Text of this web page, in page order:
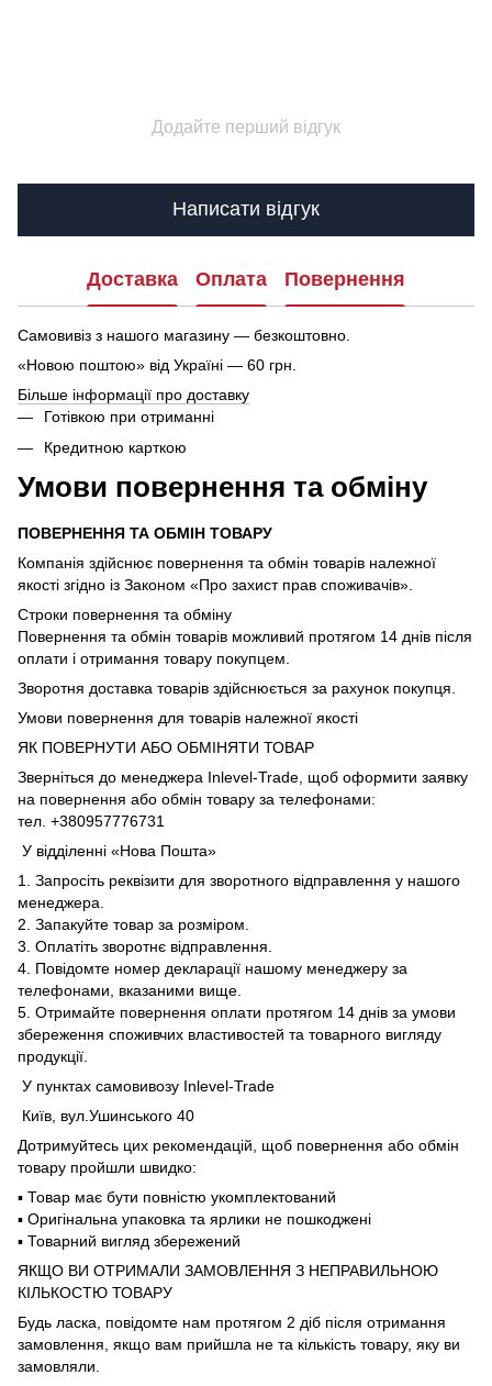
Додайте перший відгук
Написати відгук
Доставка Оплата Повернення
Самовивіз з нашого магазину — безкоштовно.
«Новою поштою» від Україні — 60 грн.
Більше інформації про доставку
Готівкою при отриманні
Кредитною карткою
Умови повернення та обміну
ПОВЕРНЕННЯ ТА ОБМІН ТОВАРУ
Компанія здійснює повернення та обмін товарів належної
якості згідно із Законом «Про захист прав споживачів».
Строки повернення та обміну
Повернення та обмін товарів можливий протягом 14 днів після
оплати і отримання товару покупцем.
Зворотня доставка товарів здійснюється за рахунок покупця.
Умови повернення для товарів належної якості
ЯК ПОВЕРНУТИ АБО ОБМІНЯТИ ТОВАР
Зверніться до менеджера Inlevel-Trade, щоб оформити заявку
на повернення або обмін товару за телефонами:
тел. +380957776731
У відділенні «Нова Пошта»
1. Запросіть реквізити для зворотного відправлення у нашого
менеджера.
2. Запакуйте товар за розміром.
3. Оплатіть зворотнє відправлення.
4. Повідомте номер декларації нашому менеджеру за
телефонами, вказаними вище.
5. Отримайте повернення оплати протягом 14 днів за умови
збереження споживчих властивостей та товарного вигляду
продукції.
У пунктах самовивозу Inlevel-Trade
Київ, вул.Ушинського 40
Дотримуйтесь цих рекомендацій, щоб повернення або обмін
товару пройшли швидко:
▪️ Товар має бути повністю укомплектований
▪️ Оригінальна упаковка та ярлики не пошкоджені
▪️ Товарний вигляд збережений
ЯКЩО ВИ ОТРИМАЛИ ЗАМОВЛЕННЯ З НЕПРАВИЛЬНОЮ
КІЛЬКОСТЮ ТОВАРУ
Будь ласка, повідомте нам протягом 2 діб після отримання
замовлення, якщо вам прийшла не та кількість товару, яку ви
замовляли.